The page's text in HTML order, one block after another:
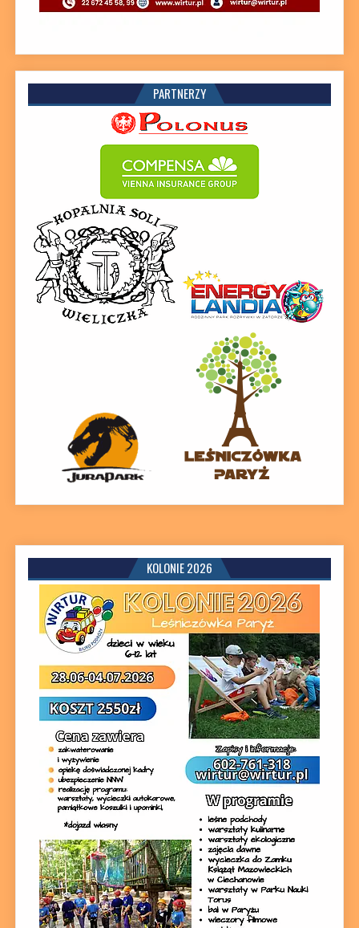
PARTNERZY
KOLONIE 2026